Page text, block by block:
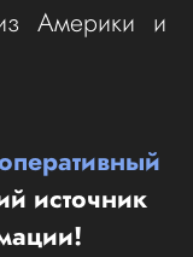
Америки и
источник